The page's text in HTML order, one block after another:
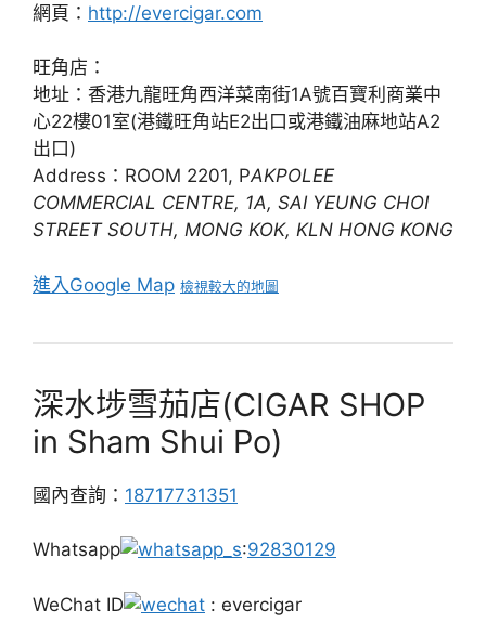
網頁： http://evercigar.com
旺角店：
地址：香港九龍旺角西洋菜南街1A號百寶利商業中
心22樓01室(港鐵旺角站E2出口或港鐵油麻地站A2
出口)
Address：ROOM 2201, PAKPOLEE
COMMERCIAL CENTRE, 1A, SAI YEUNG CHOI
STREET SOUTH, MONG KOK, KLN HONG KONG
進入Google Map 檢視較大的地圖
深水埗雪茄店(CIGAR SHOP
in Sham Shui Po)
國內查詢： 18717731351
Whatsapp :92830129
WeChat ID : evercigar